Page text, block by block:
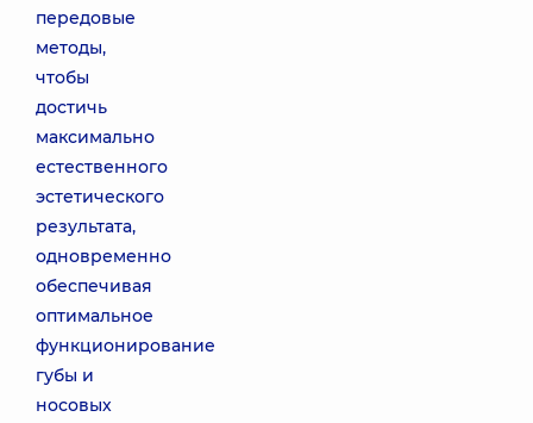
передовые
методы,
чтобы
достичь
максимально
естественного
эстетического
результата,
одновременно
обеспечивая
оптимальное
функционирование
губы и
носовых